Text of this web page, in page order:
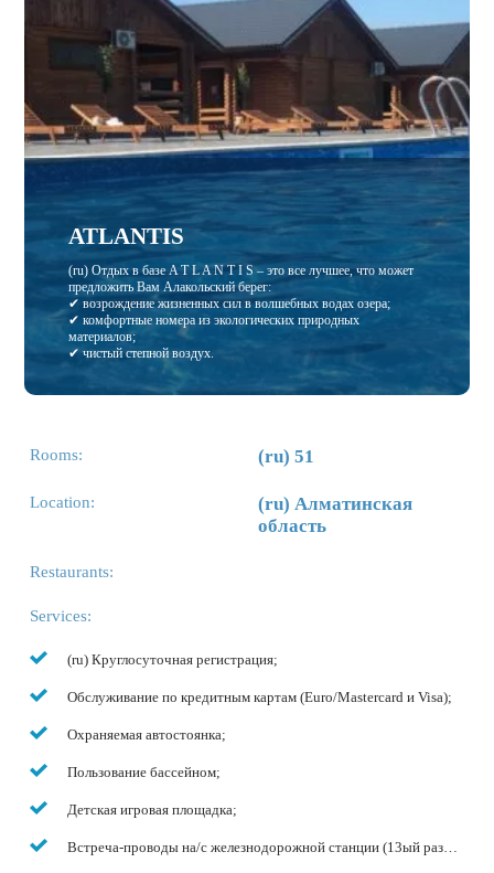
ATLANTIS
(ru) Отдых в базе A T L A N T I S – это все лучшее, что может
предложить Вам Алакольский берег:
✔ возрождение жизненных сил в волшебных водах озера;
✔ комфортные номера из экологических природных
материалов;
✔ чистый степной воздух.
Rooms: (ru) 51
Location:
(ru) Алматинская
область
Restaurants:
Services:
(ru) Круглосуточная регистрация;
Обслуживание по кредитным картам (Euro/Mastercard и Visa);
Охраняемая автостоянка;
Пользование бассейном;
Детская игровая площадка;
Встреча-проводы на/с железнодорожной станции (13ый разъезд);